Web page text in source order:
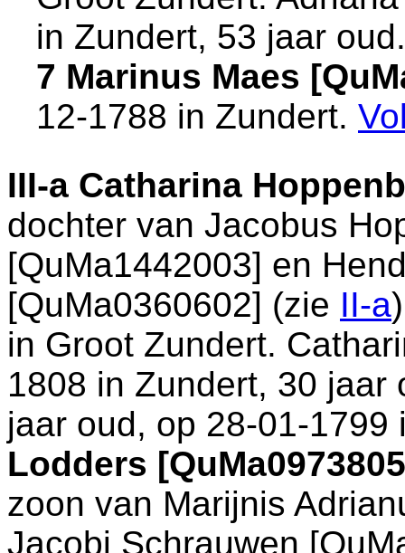
in Zundert, 53 jaar oud.
7 Marinus Maes
12-1788 in Zundert.
III-a Catharina
dochter van Jacobus
[QuMa1442003] en
[QuMa0360602] (zie II-a
in Groot Zundert.
1808 in Zundert, 30 jaar
jaar oud, op 28-01-
Lodders
zoon van Marijnis
Jacobi Schrauwen